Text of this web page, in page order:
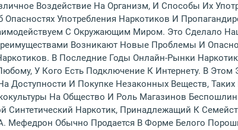
Воздействие На Организм, И Способы Их
Употребления Наркотиков И
С Окружающим Миром. Это Сделало
Возникают Новые Проблемы И
В Последние Годы Онлайн-Рынки
У Кого Есть Подключение К Интернету. В
Доступности И Покупке Незаконных Веществ,
На Общество И Роль Магазинов
Синтетический Наркотик, Принадлежащий К
Обычно Продается В Форме Белого